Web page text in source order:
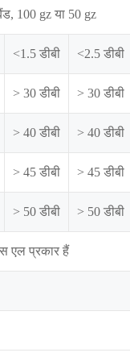
100 gz या 50 gz
<1.5 डीबी <2.5 डीबी
> 30 डीबी > 30 डीबी
> 40 डीबी > 40 डीबी
> 45 डीबी > 45 डीबी
> 50 डीबी > 50 डीबी
एल प्रकार हैं